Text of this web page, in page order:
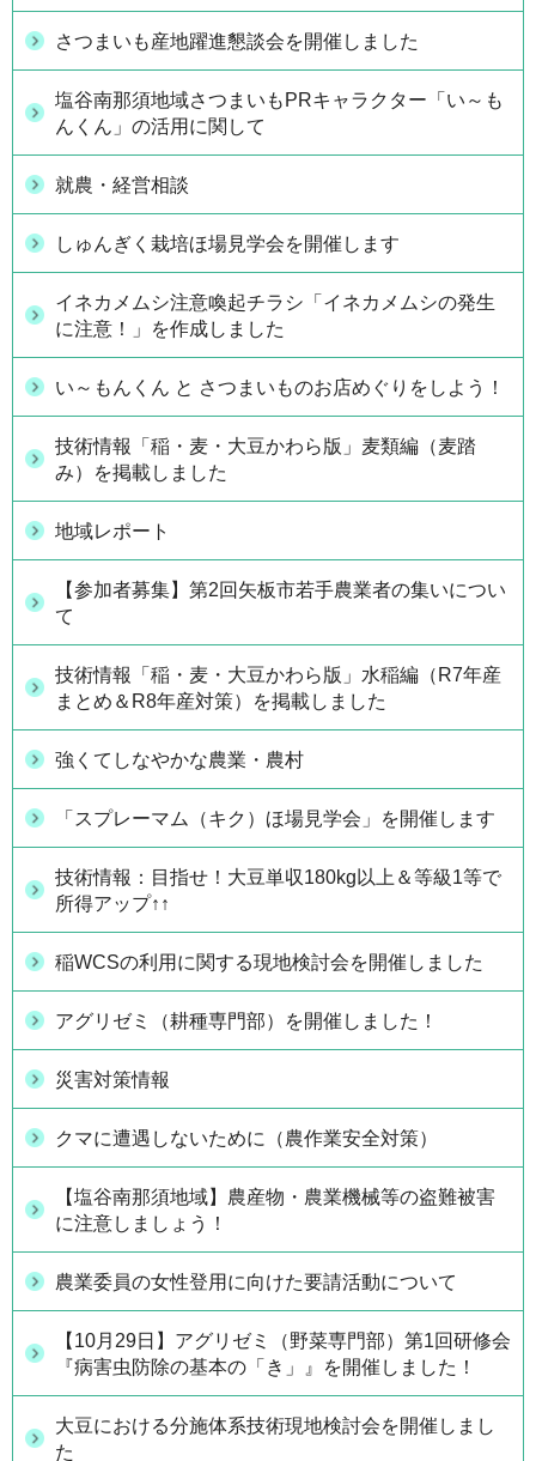
さつまいも産地躍進懇談会を開催しました
塩谷南那須地域さつまいもPRキャラクター「い～も
んくん」の活用に関して
就農・経営相談
しゅんぎく栽培ほ場見学会を開催します
イネカメムシ注意喚起チラシ「イネカメムシの発生
に注意！」を作成しました
い～もんくん と さつまいものお店めぐりをしよう！
技術情報「稲・麦・大豆かわら版」麦類編（麦踏
み）を掲載しました
地域レポート
【参加者募集】第2回矢板市若手農業者の集いについ
て
技術情報「稲・麦・大豆かわら版」水稲編（R7年産
まとめ＆R8年産対策）を掲載しました
強くてしなやかな農業・農村
「スプレーマム（キク）ほ場見学会」を開催します
技術情報：目指せ！大豆単収180kg以上＆等級1等で
所得アップ↑↑
稲WCSの利用に関する現地検討会を開催しました
アグリゼミ（耕種専門部）を開催しました！
災害対策情報
クマに遭遇しないために（農作業安全対策）
【塩谷南那須地域】農産物・農業機械等の盗難被害
に注意しましょう！
農業委員の女性登用に向けた要請活動について
【10月29日】アグリゼミ（野菜専門部）第1回研修会
『病害虫防除の基本の「き」』を開催しました！
大豆における分施体系技術現地検討会を開催しまし
た